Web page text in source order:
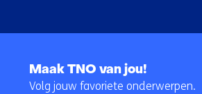
navigatie
Maak TNO van jou!
Volg jouw favoriete onderwerpen.